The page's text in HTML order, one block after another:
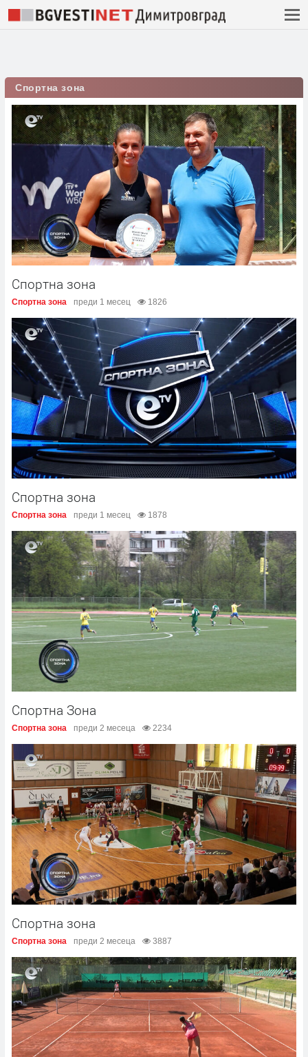
Спортна зона
Спортна зона
Спортна зона преди 1 месец 1826
Спортна зона
Спортна зона преди 1 месец 1878
Спортна Зона
Спортна зона преди 2 месеца 2234
Спортна зона
Спортна зона преди 2 месеца 3887